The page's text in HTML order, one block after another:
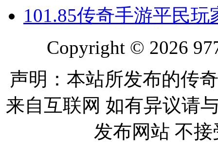
101.85传奇手游平民
Copyright © 2026
声明：本站所发布的传
来自互联网 如有异议请
发布网站 不